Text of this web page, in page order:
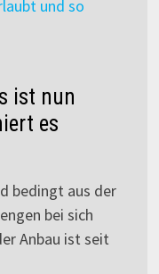
ist nun
es
bedingt aus der
bei sich
Anbau ist seit